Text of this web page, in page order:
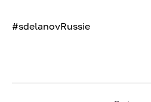
#sdelanovRussie